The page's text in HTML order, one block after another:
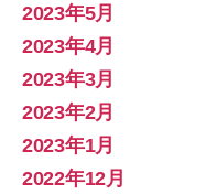
2023年5月
2023年4月
2023年3月
2023年2月
2023年1月
2022年12月